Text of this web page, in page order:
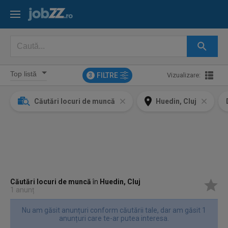
3 FILTRE Vizualizare:
Căutări locuri de muncă Huedin, Cluj
Căutări locuri de muncăîn Huedin, Cluj
1 anunț
Nu am găsit anunțuri conform căutării tale, dar am găsit 1
anunțuri care te-ar putea interesa.